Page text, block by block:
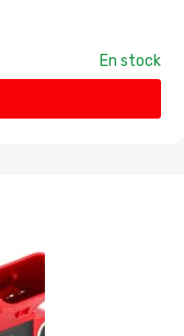
En stock